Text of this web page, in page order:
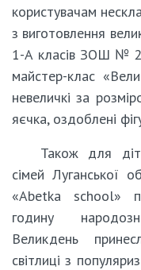
користувачам
з виготовлення
1-А класів ЗОШ №
майстер-клас
невеличкі за
яєчка, оздоблені
Також для
сімей Луганської
«Abetka school»
годину
Великдень
світлиці з